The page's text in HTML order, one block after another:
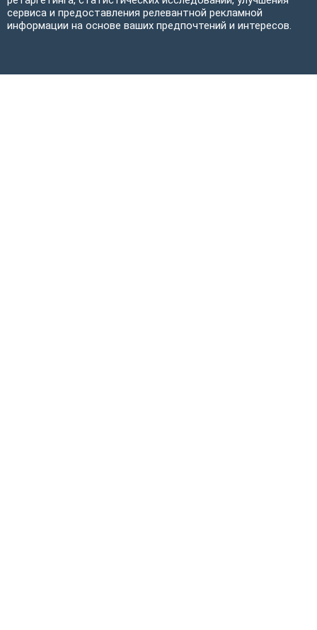
сервиса и предоставления релевантной рекламной
информации на основе ваших предпочтений и интересов.